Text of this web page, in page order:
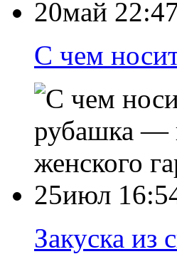
20май
С чем
рубашка —
женского
25июл
Закуска из